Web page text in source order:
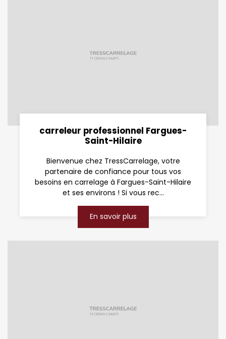
carreleur professionnel Fargues-
Saint-Hilaire
Bienvenue chez TressCarrelage, votre
partenaire de confiance pour tous vos
besoins en carrelage à Fargues-Saint-Hilaire
et ses environs ! Si vous rec...
En savoir plus